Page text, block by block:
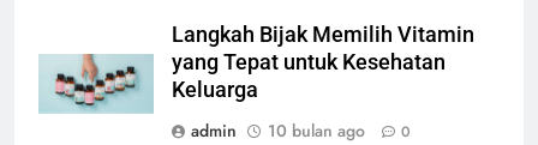
Langkah Bijak Memilih Vitamin
yang Tepat untuk Kesehatan
Keluarga
admin
10 bulan ago 0